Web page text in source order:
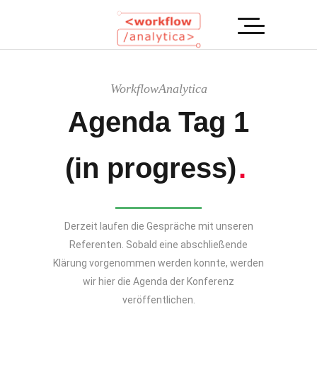
WorkflowAnalytica
Agenda Tag 1
(in progress)
.
Derzeit laufen die Gespräche mit unseren
Referenten. Sobald eine abschließende
Klärung vorgenommen werden konnte, werden
wir hier die Agenda der Konferenz
veröffentlichen.